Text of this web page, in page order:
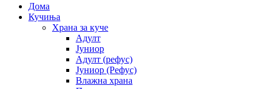
Дома
Кучиња
Храна за куче
Адулт
Јуниор
Адулт (рефус)
Јуниор (Рефус)
Влажна храна